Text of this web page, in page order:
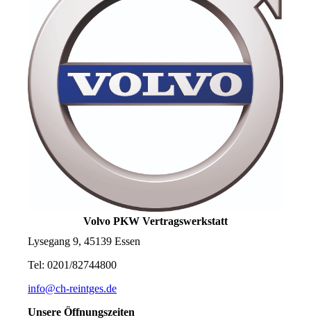
Volvo PKW Vertragswerkstatt
Lysegang 9, 45139 Essen
Tel: 0201/82744800
info@ch-reintges.de
Unsere Öffnungszeiten